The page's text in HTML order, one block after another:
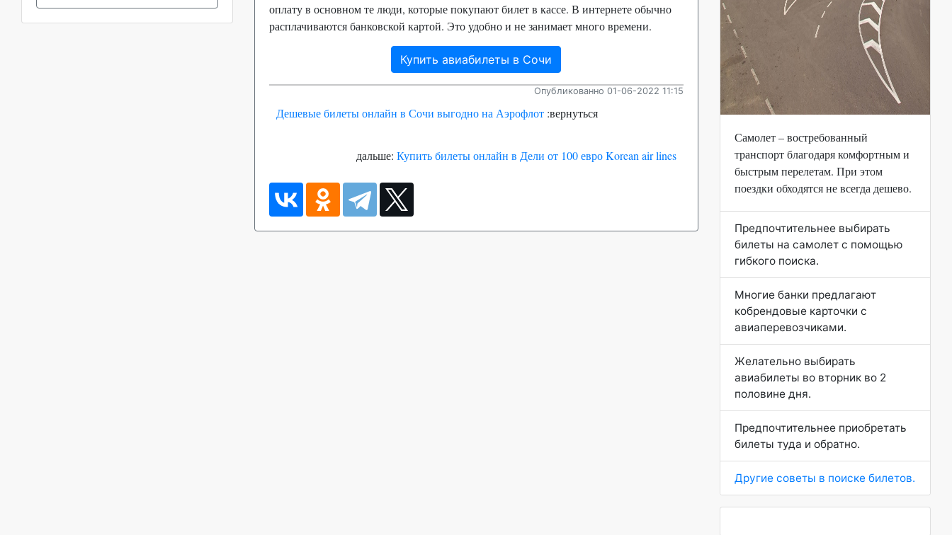
оплату в основном те люди, которые покупают билет в кассе. В интернете обычно
расплачиваются банковской картой. Это удобно и не занимает много времени.
Купить авиабилеты в Сочи
Опубликованно 01-06-2022 11:15
Дешевые билеты онлайн в Сочи выгодно на Аэрофлот:вернуться
дальше: Купить билеты онлайн в Дели от 100 евро Korean air lines
Самолет – востребованный
транспорт благодаря комфортным и
быстрым перелетам. При этом
поездки обходятся не всегда дешево.
Предпочтительнее выбирать
билеты на самолет с помощью
гибкого поиска.
Многие банки предлагают
кобрендовые карточки с
авиаперевозчиками.
Желательно выбирать
авиабилеты во вторник во 2
половине дня.
Предпочтительнее приобретать
билеты туда и обратно.
Другие советы в поиске билетов.